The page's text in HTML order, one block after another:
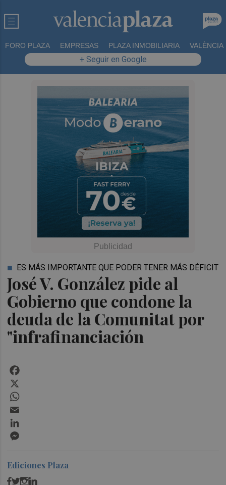
FORO PLAZA EMPRESAS PLAZA INMOBILIARIA VALÈNCIA
+ Seguir en Google
José V. González pide al
Gobierno que condone la
deuda de la Comunitat por
"infrafinanciación
ES MÁS IMPORTANTE QUE PODER TENER MÁS DÉFICIT
Ediciones Plaza